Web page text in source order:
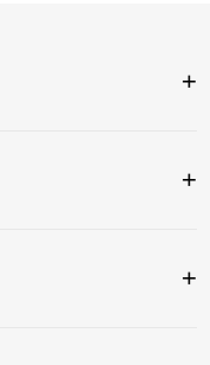
+
+
+